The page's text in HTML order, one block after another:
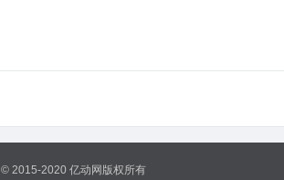
© 2015-2020 亿动网版权所有